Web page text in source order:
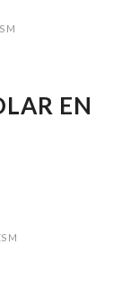
M
EN
M